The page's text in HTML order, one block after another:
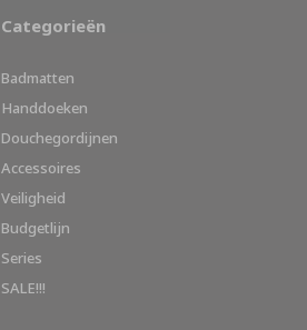
Categorieën
Badmatten
Handdoeken
Douchegordijnen
Accessoires
Veiligheid
Budgetlijn
Series
SALE!!!